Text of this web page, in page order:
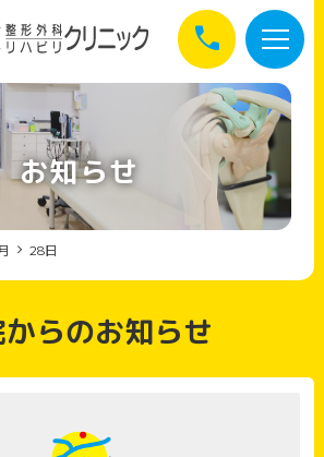
call
お知らせ
28日
らのお知らせ